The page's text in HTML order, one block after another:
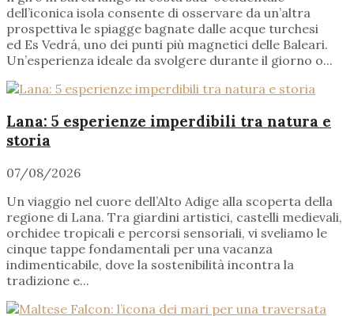
dell’iconica isola consente di osservare da un’altra
prospettiva le spiagge bagnate dalle acque turchesi
ed Es Vedrá, uno dei punti più magnetici delle Baleari.
Un’esperienza ideale da svolgere durante il giorno o...
Lana: 5 esperienze imperdibili tra natura e
storia
07/08/2026
Un viaggio nel cuore dell’Alto Adige alla scoperta della
regione di Lana. Tra giardini artistici, castelli medievali,
orchidee tropicali e percorsi sensoriali, vi sveliamo le
cinque tappe fondamentali per una vacanza
indimenticabile, dove la sostenibilità incontra la
tradizione e...